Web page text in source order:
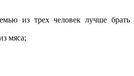
из трех человек лучше брать
мяса;